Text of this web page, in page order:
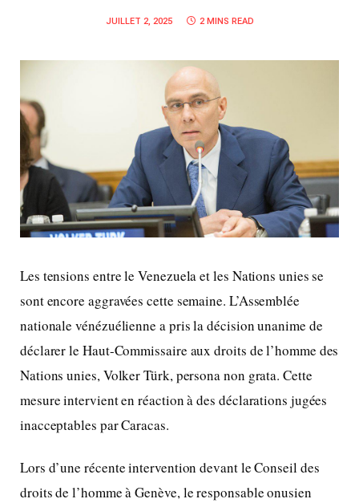
JUILLET 2, 2025 2 MINS READ
Les tensions entre le Venezuela et les Nations unies se
sont encore aggravées cette semaine. L’Assemblée
nationale vénézuélienne a pris la décision unanime de
déclarer le Haut-Commissaire aux droits de l’homme des
Nations unies, Volker Türk, persona non grata. Cette
mesure intervient en réaction à des déclarations jugées
inacceptables par Caracas.
Lors d’une récente intervention devant le Conseil des
droits de l’homme à Genève, le responsable onusien